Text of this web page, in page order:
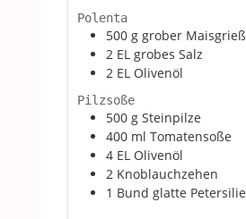
Polenta
500 g grober Maisgrieß
2 EL grobes Salz
2 EL Olivenöl
Pilzsoße
500 g Steinpilze
400 ml Tomatensoße
4 EL Olivenöl
2 Knoblauchzehen
1 Bund glatte Petersilie